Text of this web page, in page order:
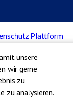
unsere
wir gerne
zu
zu analysieren.